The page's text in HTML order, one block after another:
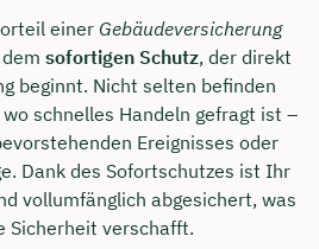
einer Gebäudeversicherung
sofortigen Schutz, der direkt
beginnt. Nicht selten befinden
schnelles Handeln gefragt ist –
Ereignisses oder
Dank des Sofortschutzes ist Ihr
vollumfänglich abgesichert, was
Sicherheit verschafft.